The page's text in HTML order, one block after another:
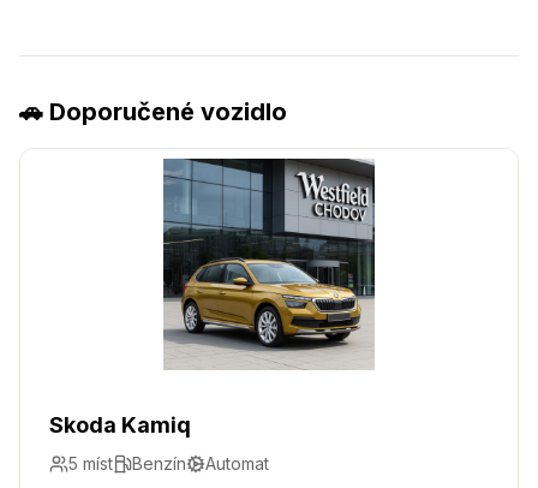
🚗 Doporučené vozidlo
Skoda Kamiq
5 míst Benzín Automat